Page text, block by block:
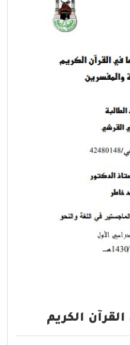
الكريم